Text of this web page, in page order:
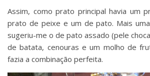
Assim, como prato principal havia um
prato de peixe e um de pato. Mais
sugeriu-me o de pato assado (pele
de batata, cenouras e um molho de
fazia a combinação perfeita.